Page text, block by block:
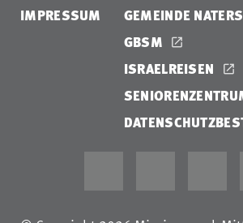
IMPRESSUM
GEMEINDE NATERS
GBSM
ISRAELREISEN